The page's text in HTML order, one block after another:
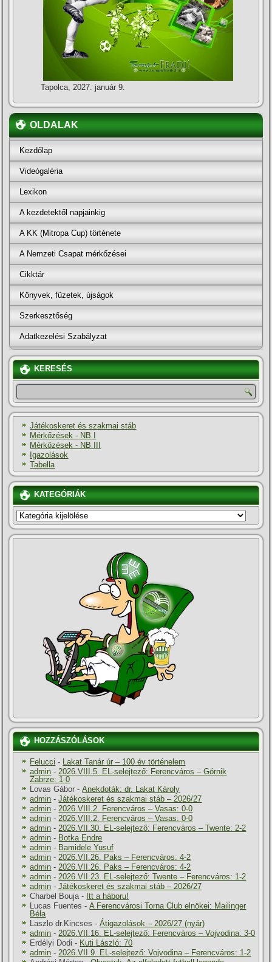
Tapolca, 2027. január 9.
OLDALAK
Kezdőlap
Videógaléria
Lexikon
A kezdetektől napjainkig
A KK (Mitropa Cup) története
A Nemzeti Csapat mérkőzései
Cikktár
Könyvek, füzetek, újságok
Szerkesztőség
Adatkezelési Szabályzat
KERESÉS
Játékoskeret és szakmai stáb
Mérkőzések - NB I
Mérkőzések - NB III
Igazolások
Tabella
KATEGÓRIÁK
KATEGÓRIÁK
HOZZÁSZÓLÁSOK
Felucci - Lakat Tanár úr – 100 év történelem
admin -2026.VIII.5. EL-selejtező: Ferencváros – Górnik
Zabrze: 1-0
Lovas Gábor -Anekdoták: dr. Lakat Károly
admin -Játékoskeret és szakmai stáb – 2026/27
admin -2026.VIII.2. Ferencváros – Vasas: 0-0
admin -2026.VIII.2. Ferencváros – Vasas: 0-0
admin -2026.VII.30. EL-selejtező: Ferencváros – Twente: 2-2
admin - Botka Endre
admin - Bamidele Yusuf
admin -2026.VII.26. Paks – Ferencváros: 4-2
admin -2026.VII.26. Paks – Ferencváros: 4-2
admin -2026.VII.23. EL-selejtező: Twente – Ferencváros: 1-2
admin -Játékoskeret és szakmai stáb – 2026/27
Charbel Bouja- Itt a háboru!
Lucas Fuentes -A Ferencvárosi Torna Club elnökei: Mailinger
Béla
Laszlo dr.Kincses -Átigazolások – 2026/27 (nyár)
admin -2026.VII.16. EL-selejtező: Ferencváros – Vojvodina: 3-0
Erdélyi Dodi - Kuti László: 70
admin -2026.VII.9. EL-selejtező: Vojvodina – Ferencváros: 1-2